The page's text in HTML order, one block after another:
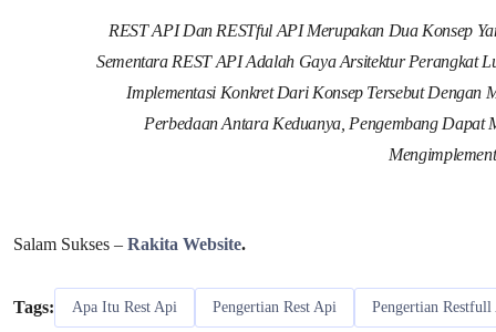
REST API Dan RESTful API Merupakan Dua Konsep
Sementara REST API Adalah Gaya Arsitektur Perangkat
Implementasi Konkret Dari Konsep Tersebut Dengan
Perbedaan Antara Keduanya, Pengembang Dapat
Salam Sukses – Rakita Website.
Tags: Apa Itu Rest Api Pengertian Rest Api Pengertian